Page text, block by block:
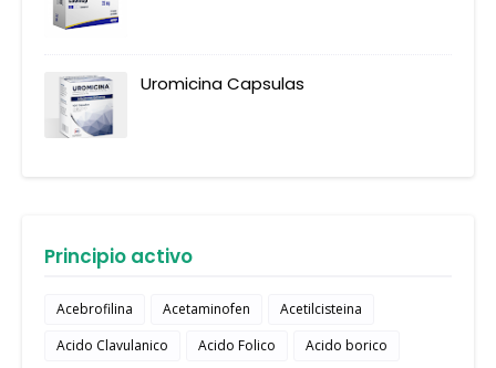
Uromicina Capsulas
Principio activo
Acebrofilina Acetaminofen
Acetilcisteina
Acido Clavulanico
Acido Folico Acido borico